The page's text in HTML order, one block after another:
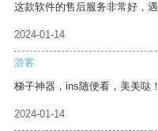
这款软件的售后服务非常好，
2024-01-14
游客
梯子神器，ins随便看，美美哒！
2024-01-14